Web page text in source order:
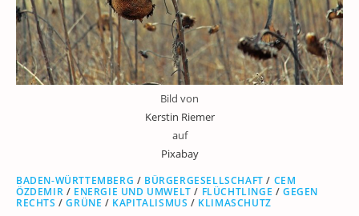
Bild von
Kerstin Riemer
auf
Pixabay
BADEN-WÜRTTEMBERG / BÜRGERGESELLSCHAFT / CEM
ÖZDEMIR / ENERGIE UND UMWELT / FLÜCHTLINGE /GEGEN
RECHTS /GRÜNE / KAPITALISMUS / KLIMASCHUTZ